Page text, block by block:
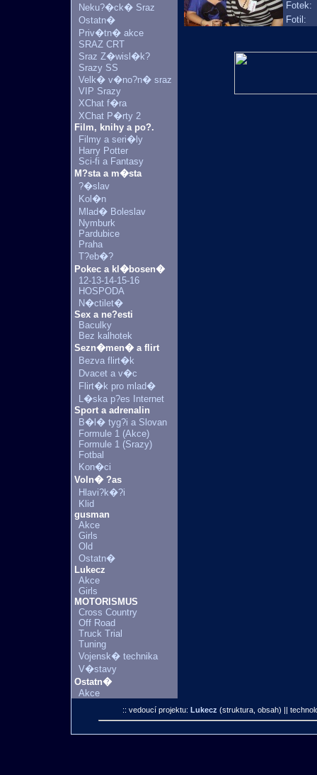
Neku?�ck� Sraz
Ostatn�
Priv�tn� akce
SRAZ CRT
Sraz Z�wisl�k?
Srazy SS
Velk� v�no?n� sraz
VIP Srazy
XChat f�ra
XChat P�rty 2
Film, knihy a po?.
Filmy a seri�ly
Harry Potter
Sci-fi a Fantasy
M?sta a m�sta
?�slav
Kol�n
Mlad� Boleslav
Nymburk
Pardubice
Praha
T?eb�?
Pokec a kl�bosen�
12-13-14-15-16
HOSPODA
N�ctilet�
Sex a ne?esti
Baculky
Bez kalhotek
Sezn�men� a flirt
Bezva flirt�k
Dvacet a v�c
Flirt�k pro mlad�
L�ska p?es Internet
Sport a adrenalin
B�l� tyg?i a Slovan
Formule 1 (Akce)
Formule 1 (Srazy)
Fotbal
Kon�ci
Voln� ?as
Hlavi?k�?i
Klid
gusman
Akce
Girls
Old
Ostatn�
Lukecz
Akce
Girls
MOTORISMUS
Cross Country
Off Road
Truck Trial
Tuning
Vojensk� technika
V�stavy
Ostatn�
Akce
Fotek:
Fotil:
:: vedoucí projektu: Lukecz (struktura, obsah) ||